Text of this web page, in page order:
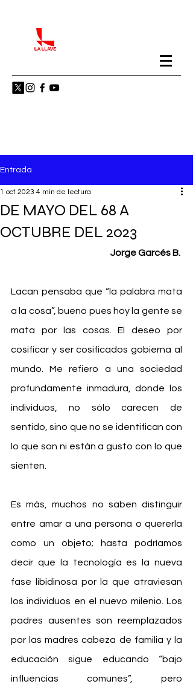
Entrada
DE MAYO DEL 68 A
OCTUBRE DEL 2023
1 oct 2023 4 min de lectura
Jorge Garcés B.
Lacan pensaba que “la palabra mata
a la cosa”, bueno pues hoy la gente se
mata por las cosas. El deseo por
cosificar y ser cosificados gobierna al
mundo. Me refiero a una sociedad
profundamente inmadura, donde los
individuos, no sólo carecen de
sentido, sino que no se identifican con
lo que son ni están a gusto con lo que
sienten.
Es más, muchos no saben distinguir
entre amar a una persona o quererla
como un objeto; hasta podríamos
decir que la tecnología es la nueva
fase libidinosa por la que atraviesan
los individuos en el nuevo milenio. Los
padres ausentes son reemplazados
por las madres cabeza de familia y la
educación sigue educando “bajo
influencias comunes”, pero